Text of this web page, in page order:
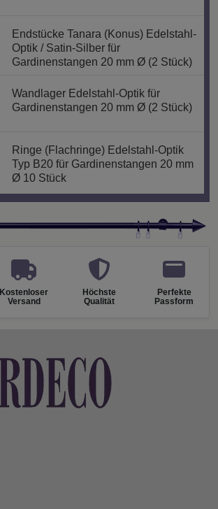
Endstücke Tanara (Konus) Edelstahl-
Optik / Satin-Silber für
Gardinenstangen 20 mm Ø (2 Stück)
Wandlager Edelstahl-Optik für
Gardinenstangen 20 mm Ø (2 Stück)
Ringe (Flachringe) Edelstahl-Optik
Typ B20 für Gardinenstangen 20 mm
Ø 10 Stück
Kostenloser
Versand
Höchste
Qualität
Perfekte
Passform